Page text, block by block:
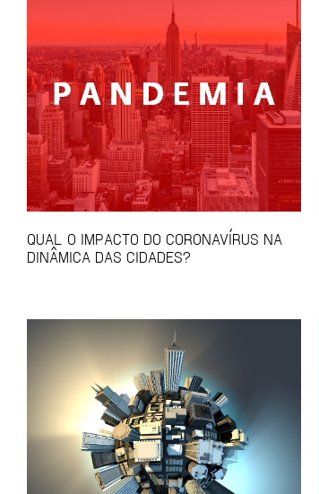
QUAL O IMPACTO DO CORONAVÍRUS NA
DINÂMICA DAS CIDADES?